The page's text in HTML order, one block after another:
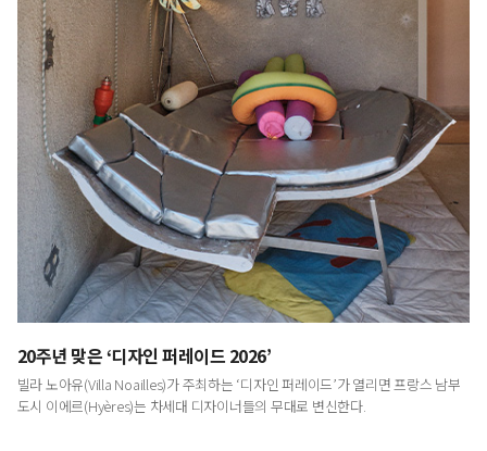
빌라 노아유(Villa Noailles)가 주최하는 ‘디자인 퍼레이드’가 열리면 프랑스 남부
도시 이에르(Hyères)는 차세대 디자이너들의 무대로 변신한다.